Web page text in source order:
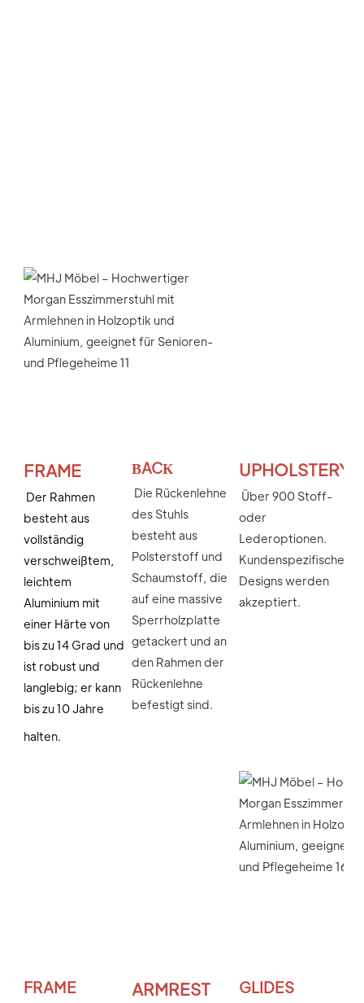
FRAME
Der Rahmen
besteht aus
vollständig
verschweißtem,
leichtem
Aluminium mit
einer Härte von
bis zu 14 Grad und
ist robust und
langlebig; er kann
bis zu 10 Jahre
halten.
ВACК
Die Rückenlehne
des Stuhls
besteht aus
Polsterstoff und
Schaumstoff, die
auf eine massive
Sperrholzplatte
getackert und an
den Rahmen der
Rückenlehne
befestigt sind.
UPHOLSTERY
Über 900 Stoff-
oder
Lederoptionen.
Kundenspezifische
Designs werden
akzeptiert.
FRAME
ARMREST GLIDES